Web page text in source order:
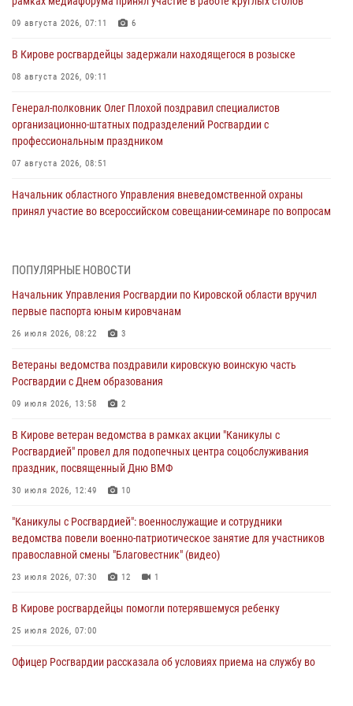
09 августа 2026, 07:11 6
В Кирове росгвардейцы задержали находящегося в розыске
08 августа 2026, 09:11
Генерал-полковник Олег Плохой поздравил специалистов
организационно-штатных подразделений Росгвардии с
профессиональным праздником
07 августа 2026, 08:51
Начальник областного Управления вневедомственной охраны
принял участие во всероссийском совещании-семинаре по вопросам
инструмента
07 августа 2026, 08:39
хулиганстве
06 августа 2026, 07:00
почетные знаки и грамоты росгвардейцам (видео)
05 августа 2026, 11:00
В Кирове росгвардейцы задержали подозреваемую в сбыте
04 августа 2026, 09:30
ПОПУЛЯРНЫЕ НОВОСТИ
Начальник Управления Росгвардии по Кировской области вручил
первые паспорта юным кировчанам
26 июля 2026, 08:22 3
Ветераны ведомства поздравили кировскую воинскую часть
Росгвардии с Днем образования
09 июля 2026, 13:58 2
В Кирове ветеран ведомства в рамках акции "Каникулы с
Росгвардией" провел для подопечных центра соцобслуживания
праздник, посвященный Дню ВМФ
30 июля 2026, 12:49 10
"Каникулы с Росгвардией": военнослужащие и сотрудники
ведомства повели военно-патриотическое занятие для участников
православной смены "Благовестник" (видео)
23 июля 2026, 07:30 12 1
В Кирове росгвардейцы помогли потерявшемуся ребенку
25 июля 2026, 07:00
Офицер Росгвардии рассказала об условиях приема на службу во